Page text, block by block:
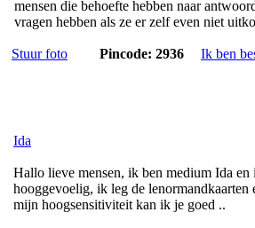
mensen die behoefte hebben naar
vragen hebben als ze er zelf even niet
Stuur foto Pincode: 2936 Ik ben
Ida
Hallo lieve mensen, ik ben medium Ida en
hooggevoelig, ik leg de lenormandkaarten
mijn hoogsensitiviteit kan ik je goed ..